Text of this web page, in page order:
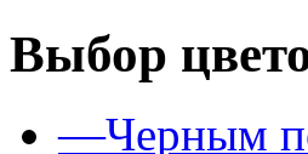
Выбор
—Черным